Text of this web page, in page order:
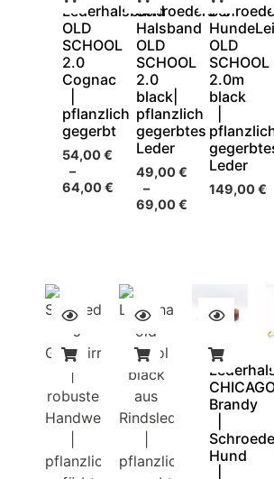
Lederhalsband
OLD
SCHOOL
2.0
Cognac
pflanzlich
gegerbt
54,00€
–
64,00€
Schroeders`s
Halsband
OLD
SCHOOL
2.0
black|
pflanzlich
gegerbtes
Leder
49,00€
–
69,00€
OLD
SCHOOL
2.0m
black
Leder
149,00€
Brandy
Hund